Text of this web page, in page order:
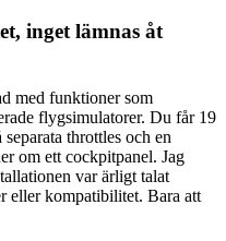
inget lämnas åt
med funktioner som
flygsimulatorer. Du får 19
throttles och en
om ett cockpitpanel. Jag
var ärligt talat
eller kompatibilitet. Bara att